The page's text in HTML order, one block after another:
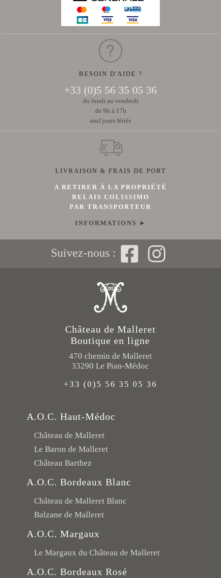
BESOIN D'AIDE ?
+33 (0)5 56 35 05 36
du lundi au vendredi
de 9h à 17h
sauf jours fériés
LIVRAISON & FRAIS DE PORT
A RETIRER À LA PROPRIÉTÉ
RELAIS COLISSIMO
PAR TRANSPORTEUR
INFORMATIONS ►
Suivez-nous :
Château de Malleret
Boutique en ligne
470 chemin de Malleret
33290 Le Pian-Médoc
+33 (0)5 56 35 05 36
A.O.C. Haut-Médoc
Château de Malleret
Le Baron de Malleret
Château Barthez
A.O.C. Bordeaux Blanc
Château de Malleret Blanc
Balzane de Malleret
A.O.C. Margaux
Le Margaux du Château de Malleret
A.O.C. Bordeaux Rosé